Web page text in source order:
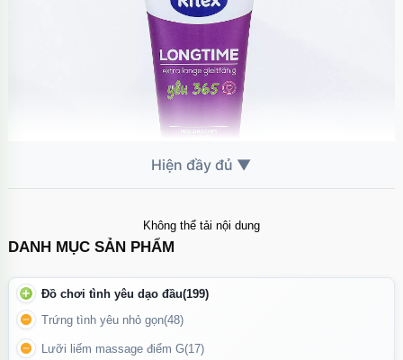
Dùng được với tất cả các loại bao cao su.
Ưu điểm nổi bật
Độ trơn mượt cao, lâu khô hơn gel gốc nước
Không thể tải nội dung
DANH MỤC SẢN PHẨM
Đồ chơi tình yêu dạo đầu(199)
Trứng tình yêu nhỏ gọn(48)
Lưỡi liếm massage điểm G(17)